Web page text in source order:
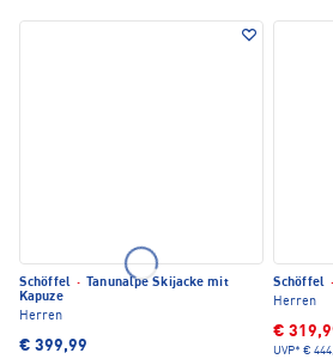
Schöffel ·
Tanunalpe Skijacke mit
Kapuze
Herren
€ 399,99
Schöffel ·
Herren
€
UVP* €